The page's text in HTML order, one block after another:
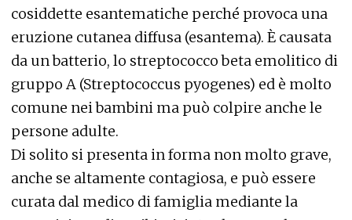
cosiddette esantematiche perché provoca una
eruzione cutanea diffusa (esantema). È causata
da un batterio, lo streptococco beta emolitico di
gruppo A (Streptococcus pyogenes) ed è molto
comune nei bambini ma può colpire anche le
persone adulte.
Di solito si presenta in forma non molto grave,
anche se altamente contagiosa, e può essere
curata dal medico di famiglia mediante la